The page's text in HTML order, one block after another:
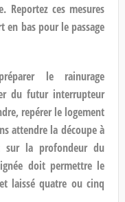
Reportez ces mesures
en bas pour le passage
le rainurage
du futur interrupteur
repérer le logement
attendre la découpe à
sur la profondeur du
doit permettre le
laissé quatre ou cinq